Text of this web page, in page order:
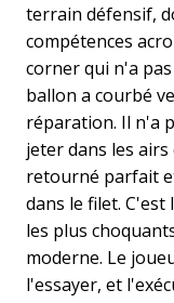
terrain défensif,
compétences
corner qui n'a
ballon a courbé
réparation. Il n'a
jeter dans les
retourné parfait
dans le filet.
les plus
moderne. Le
l'essayer, et